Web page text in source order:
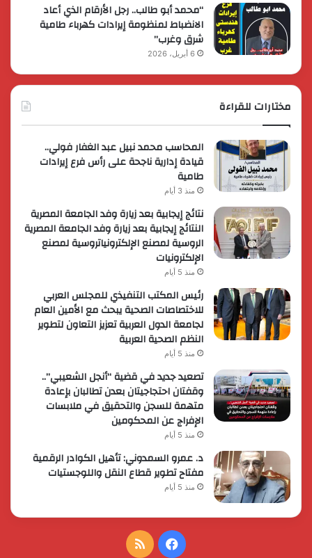
“محمد أبو طالب.. رجل الأرقام الذي أعاد
الانضباط لمنظومة إيرادات كهرباء طامية
شرق وغرب”
6 أبريل، 2026
مختارات للقراءة
المحاسب محمد نبيل عبد الغفار فولي..
قيادة إدارية ناجحة على رأس فرع إيرادات
طامية
منذ 3 أيام
نتائج إيجابية بعد زيارة وفد الجامعة المصرية
النتائج إيجابية بعد زيارة وفد الجامعة المصرية
الروسية لمصنع الإلكترونياتروسية لمصنع
الإلكترونيات
منذ 5 أيام
رئيس المكتب التنفيذي للمجلس العربي
للاختصاصات الصحية يبحث مع الأمين العام
لجامعة الدول العربية تعزيز التعاون لتطوير
النظم الصحية العربية
منذ 5 أيام
تصعيد جديد في قضية “أنجل الشعيبي”..
وقفتان احتجاجيتان بعدن تطالبان بإعادة
متهمة للسجن والتحقيق في ملابسات
الإفراج عن المحكومين
منذ 5 أيام
د. عمرو السمدوني: تأهيل الكوادر الرقمية
مفتاح تطوير قطاع النقل واللوجستيات
منذ 5 أيام
فيسبوكملخص